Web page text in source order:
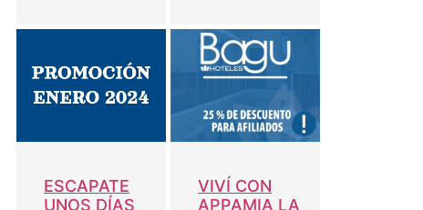
ESCAPATE
UNOS DÍAS
VIVÍ CON
APPAMIA LA